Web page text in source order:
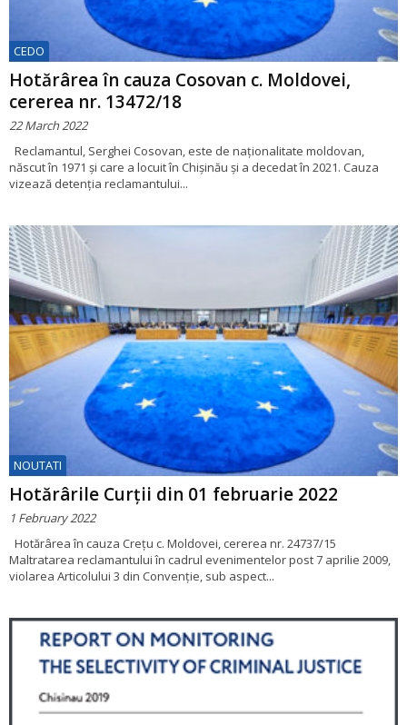
CEDO
Hotărârea în cauza Cosovan c. Moldovei,
cererea nr. 13472/18
22 March 2022
Reclamantul, Serghei Cosovan, este de naționalitate moldovan,
născut în 1971 și care a locuit în Chișinău și a decedat în 2021. Cauza
vizează detenția reclamantului...
NOUTATI
Hotărârile Curții din 01 februarie 2022
1 February 2022
Hotărârea în cauza Crețu c. Moldovei, cererea nr. 24737/15
Maltratarea reclamantului în cadrul evenimentelor post 7 aprilie 2009,
violarea Articolului 3 din Convenție, sub aspect...